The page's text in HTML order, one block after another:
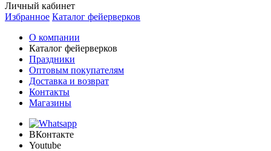
Личный кабинет
Избранное Каталог фейерверков
О компании
Каталог фейерверков
Праздники
Оптовым покупателям
Доставка и возврат
Контакты
Магазины
ВКонтакте
Youtube